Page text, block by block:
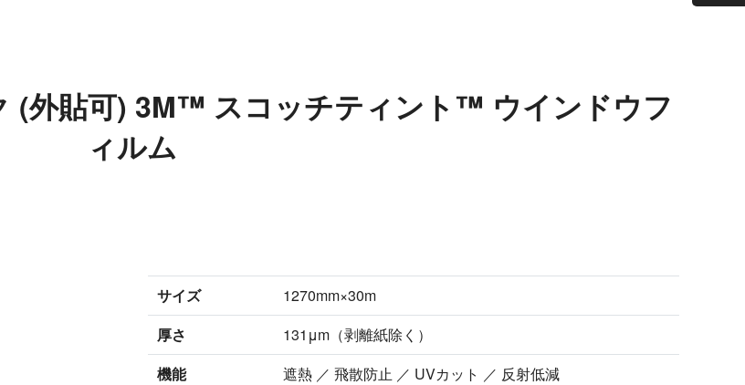
(外貼可) 3M™ スコッチティント™ ウインドウフ
ィルム
サイズ
1270mm×30m
厚さ
131μm（剥離紙除く）
機能
遮熱 ／ 飛散防止 ／ UVカット ／ 反射低減